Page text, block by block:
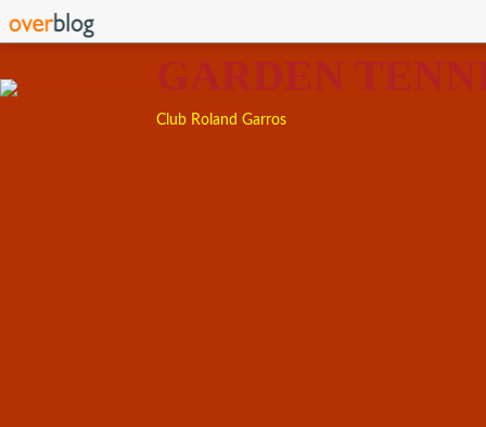
GARDEN
Club Roland Garros